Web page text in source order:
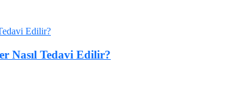
Nasıl Tedavi Edilir?